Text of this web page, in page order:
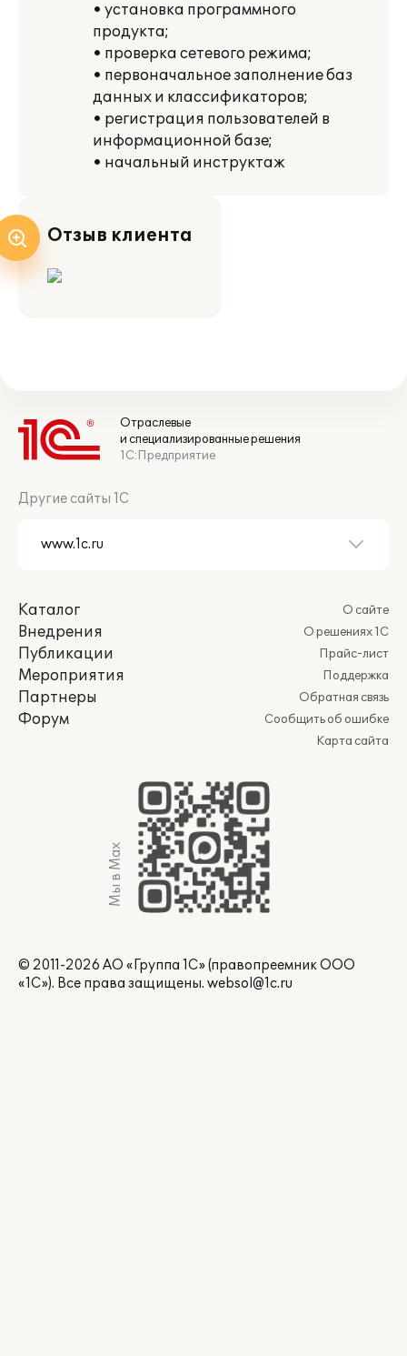
• установка программного
продукта;
• проверка сетевого режима;
• первоначальное заполнение баз
данных и классификаторов;
• регистрация пользователей в
информационной базе;
• начальный инструктаж
Отзыв клиента
Отраслевые
и специализированные решения
1С:Предприятие
Другие сайты 1С
Каталог
Внедрения
Публикации
Мероприятия
Партнеры
Форум
О сайте
О решениях 1С
Прайс-лист
Поддержка
Обратная связь
Сообщить об ошибке
Карта сайта
Мы в Max
© 2011-2026 АО «Группа 1С» (правопреемник ООО
«1С»). Все права защищены. websol@1c.ru